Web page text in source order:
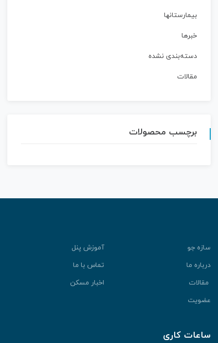
بیمارستانها
خبرها
دسته‌بندی نشده
مقالات
برچسب محصولات
سازه جو
آموزش پنل
درباره ما
تماس با ما
مقالات
اخبار مسکن
عضویت
ساعات کاری